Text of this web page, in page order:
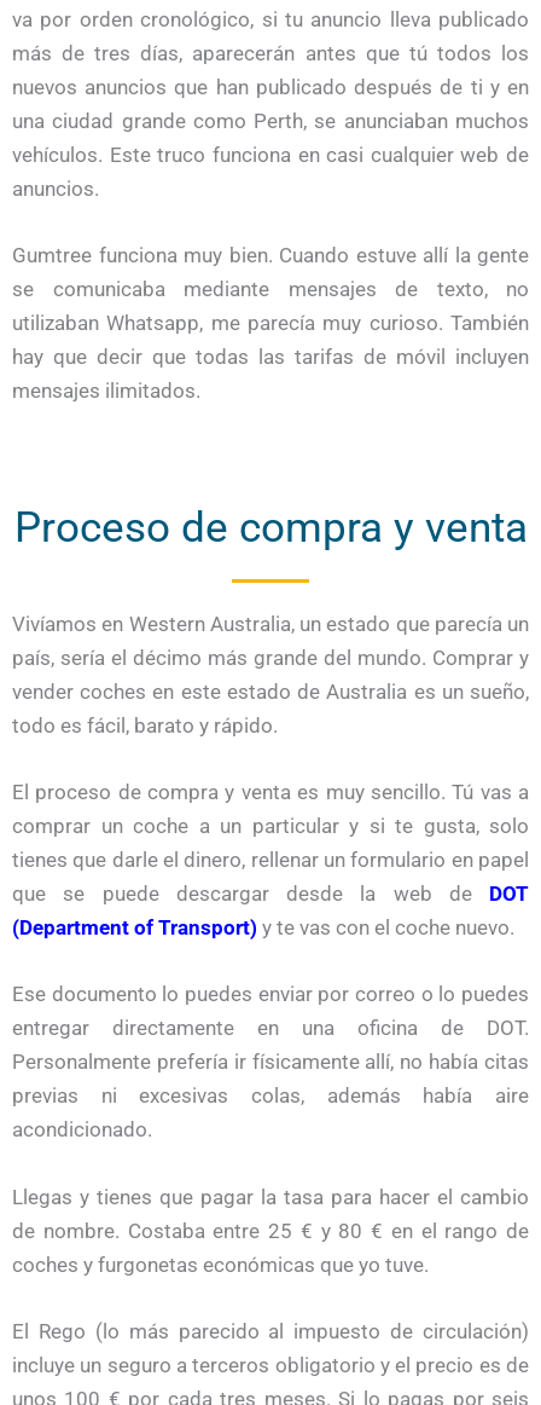
va por orden cronológico, si tu anuncio lleva publicado
más de tres días, aparecerán antes que tú todos los
nuevos anuncios que han publicado después de ti y en
una ciudad grande como Perth, se anunciaban muchos
vehículos. Este truco funciona en casi cualquier web de
anuncios.
Gumtree funciona muy bien. Cuando estuve allí la gente
se comunicaba mediante mensajes de texto, no
utilizaban Whatsapp, me parecía muy curioso. También
hay que decir que todas las tarifas de móvil incluyen
mensajes ilimitados.
Proceso de compra y venta
Vivíamos en Western Australia, un estado que parecía un
país, sería el décimo más grande del mundo. Comprar y
vender coches en este estado de Australia es un sueño,
todo es fácil, barato y rápido.
El proceso de compra y venta es muy sencillo. Tú vas a
comprar un coche a un particular y si te gusta, solo
tienes que darle el dinero, rellenar un formulario en papel
que se puede descargar desde la web de DOT
(Department of Transport) y te vas con el coche nuevo.
Ese documento lo puedes enviar por correo o lo puedes
entregar directamente en una oficina de DOT.
Personalmente prefería ir físicamente allí, no había citas
previas ni excesivas colas, además había aire
acondicionado.
Llegas y tienes que pagar la tasa para hacer el cambio
de nombre. Costaba entre 25 € y 80 € en el rango de
coches y furgonetas económicas que yo tuve.
El Rego (lo más parecido al impuesto de circulación)
incluye un seguro a terceros obligatorio y el precio es de
unos 100 € por cada tres meses. Si lo pagas por seis